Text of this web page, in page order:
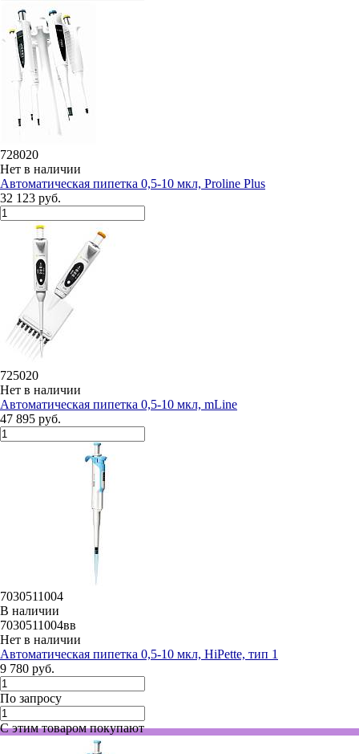
728020
Нет в наличии
Автоматическая пипетка 0,5-10 мкл, Proline Plus
32 123 руб.
725020
Нет в наличии
Автоматическая пипетка 0,5-10 мкл, mLine
47 895 руб.
7030511004
В наличии
7030511004вв
Нет в наличии
Автоматическая пипетка 0,5-10 мкл, HiPette, тип 1
9 780 руб.
По запросу
С этим товаром покупают